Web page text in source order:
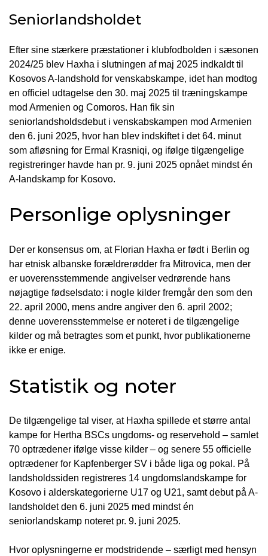
Seniorlandsholdet
Efter sine stærkere præstationer i klubfodbolden i sæsonen
2024/25 blev Haxha i slutningen af maj 2025 indkaldt til
Kosovos A-landshold for venskabskampe, idet han modtog
en officiel udtagelse den 30. maj 2025 til træningskampe
mod Armenien og Comoros. Han fik sin
seniorlandsholdsdebut i venskabskampen mod Armenien
den 6. juni 2025, hvor han blev indskiftet i det 64. minut
som afløsning for Ermal Krasniqi, og ifølge tilgængelige
registreringer havde han pr. 9. juni 2025 opnået mindst én
A-landskamp for Kosovo.
Personlige oplysninger
Der er konsensus om, at Florian Haxha er født i Berlin og
har etnisk albanske forældrerødder fra Mitrovica, men der
er uoverensstemmende angivelser vedrørende hans
nøjagtige fødselsdato: i nogle kilder fremgår den som den
22. april 2000, mens andre angiver den 6. april 2002;
denne uoverensstemmelse er noteret i de tilgængelige
kilder og må betragtes som et punkt, hvor publikationerne
ikke er enige.
Statistik og noter
De tilgængelige tal viser, at Haxha spillede et større antal
kampe for Hertha BSCs ungdoms- og reservehold – samlet
70 optrædener ifølge visse kilder – og senere 55 officielle
optrædener for Kapfenberger SV i både liga og pokal. På
landsholdssiden registreres 14 ungdomslandskampe for
Kosovo i alderskategorierne U17 og U21, samt debut på A-
landsholdet den 6. juni 2025 med mindst én
seniorlandskamp noteret pr. 9. juni 2025.
Hvor oplysningerne er modstridende – særligt med hensyn